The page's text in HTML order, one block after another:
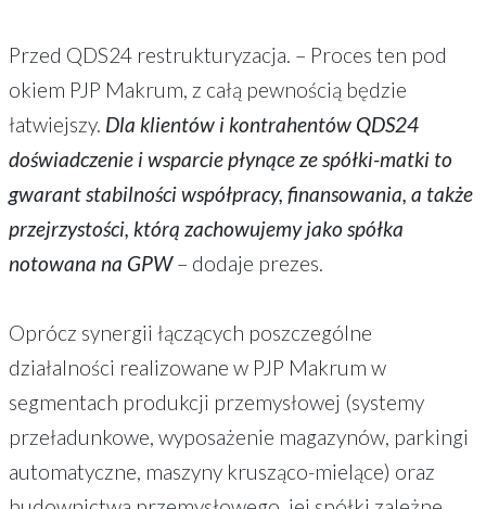
Przed QDS24 restrukturyzacja. – Proces ten pod
okiem PJP Makrum, z całą pewnością będzie
łatwiejszy. Dla klientów i kontrahentów QDS24
doświadczenie i wsparcie płynące ze spółki-matki to
gwarant stabilności współpracy, finansowania, a także
przejrzystości, którą zachowujemy jako spółka
notowana na GPW– dodaje prezes.
Oprócz synergii łączących poszczególne
działalności realizowane w PJP Makrum w
segmentach produkcji przemysłowej (systemy
przeładunkowe, wyposażenie magazynów, parkingi
automatyczne, maszyny krusząco-mielące) oraz